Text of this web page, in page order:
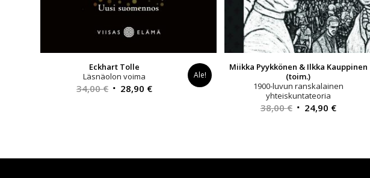
Eckhart Tolle
Läsnäolon voima
34,00€ Alkuperäinen
28,90 €Nykyinen
Ale!
Miikka Pyykkönen & Ilkka Kauppinen
(toim.)
1900-luvun ranskalainen
yhteiskuntateoria
38,00€ Alkuperäinen
24,90 €Nykyinen